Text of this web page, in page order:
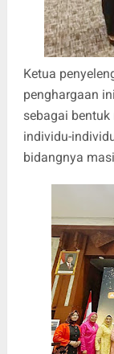
Ketua
penghargaan
sebagai
individu-
bidangnya